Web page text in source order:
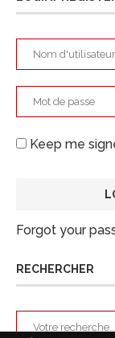
Keep me
Forgot your
RECHERCHER